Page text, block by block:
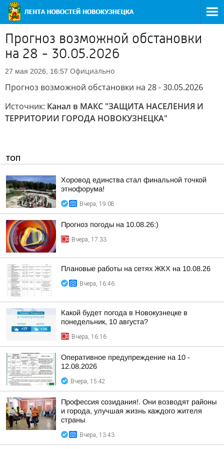
Прогноз возможной обстановки
на 28 - 30.05.2026
27 мая 2026, 16:57 Официально
Прогноз возможной обстановки на 28 - 30.05.2026
Источник: Канал в МАКС "ЗАЩИТА НАСЕЛЕНИЯ И
ТЕРРИТОРИИ ГОРОДА НОВОКУЗНЕЦКА"
ТОП
Хоровод единства стал финальной точкой
этнофорума!
Вчера, 19:08
Прогноз погоды на 10.08.26:)
Вчера, 17:33
Плановые работы на сетях ЖКХ на 10.08.26
Вчера, 16:46
Какой будет погода в Новокузнецке в
понедельник, 10 августа?
Вчера, 16:16
Оперативное предупреждение на 10 -
12.08.2026
Вчера, 15:42
Профессия созидания!. Они возводят районы
и города, улучшая жизнь каждого жителя
страны
Вчера, 13:43